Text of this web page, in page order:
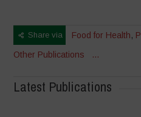
Share via Food for Health,
Other Publications
...
Latest Publications